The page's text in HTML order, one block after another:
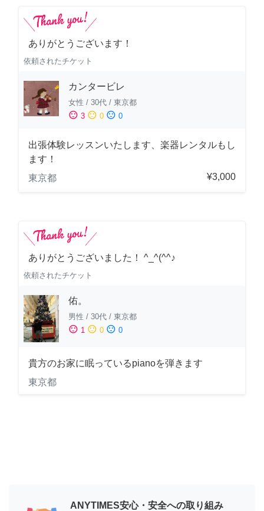
ありがとうございます！
依頼されたチケット
カンタービレ
女性 / 30代 / 東京都
sentiment_satisfied 3 sentiment_neutral 0 sentiment_dissatisfied 0
出張体験レッスンいたします、楽器レンタルもし
ます！
東京都
¥3,000
ありがとうございました！ ^_^(^^♪
依頼されたチケット
佑。
男性 / 30代 / 東京都
sentiment_satisfied 1 sentiment_neutral 0 sentiment_dissatisfied 0
貴方のお家に眠っているpianoを弾きます
東京都
ANYTIMES安心・安全への取り組み